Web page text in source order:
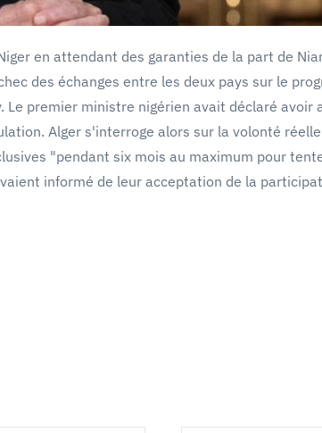
en attendant des garanties de la part de
des échanges entre les deux pays sur le
premier ministre nigérien avait déclaré avoir
Alger s'interroge alors sur la volonté
"pendant six mois au maximum pour
informé de leur acceptation de la